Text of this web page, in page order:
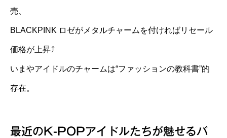
売、
BLACKPINK ロゼがメタルチャームを付ければリセール
価格が上昇⤴️
いまやアイドルのチャームは“ファッションの教科書”的
存在。
最近のK-POPアイドルたちが魅せるバ